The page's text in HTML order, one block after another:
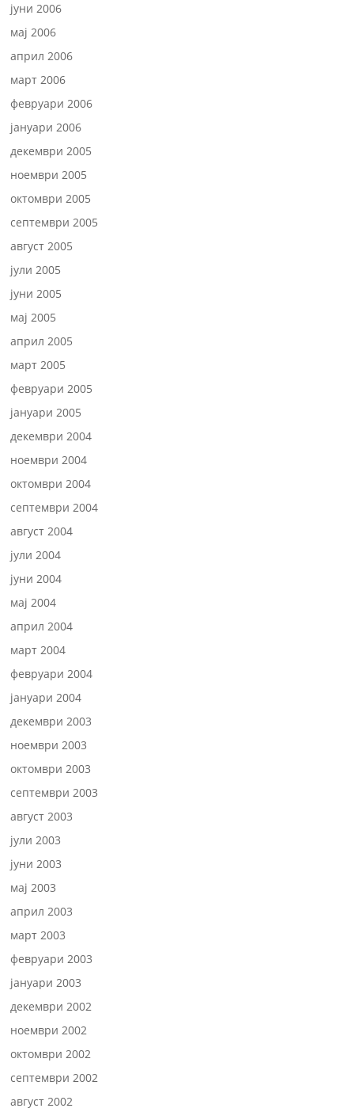
јуни 2006
мај 2006
април 2006
март 2006
февруари 2006
јануари 2006
декември 2005
ноември 2005
октомври 2005
септември 2005
август 2005
јули 2005
јуни 2005
мај 2005
април 2005
март 2005
февруари 2005
јануари 2005
декември 2004
ноември 2004
октомври 2004
септември 2004
август 2004
јули 2004
јуни 2004
мај 2004
април 2004
март 2004
февруари 2004
јануари 2004
декември 2003
ноември 2003
октомври 2003
септември 2003
август 2003
јули 2003
јуни 2003
мај 2003
април 2003
март 2003
февруари 2003
јануари 2003
декември 2002
ноември 2002
октомври 2002
септември 2002
август 2002